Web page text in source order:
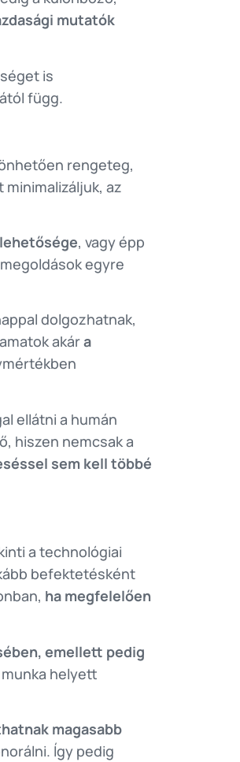
mutatók
is
függ.
rengeteg,
az
, vagy épp
egyre
dolgozhatnak,
akára
ellátni a humán
hiszen nemcsak a
sem kell többé
a technológiai
befektetésként
ha megfelelően
emellett pedig
helyett
magasabb
Így pedig